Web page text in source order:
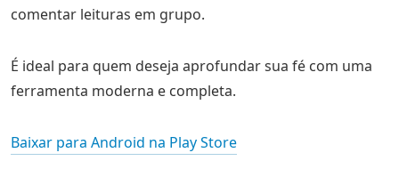
comentar leituras em grupo.
É ideal para quem deseja aprofundar sua fé com uma
ferramenta moderna e completa.
Baixar para Android na Play Store